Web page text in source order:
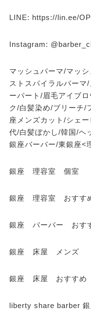
LINE: https://lin.ee/
Instagram:
マッシュパーマ/マッ
ストスパイラルパーマ
ーパート/眉毛アイブ
ク/白髪染め/ブリーチ/
座メンズカット/シェ
代/白髪ぼかし/韓国/ヘ
銀座バーバー/東銀座<
銀座 理容室 個室
銀座 理容室 おすす
銀座 バーバー おす
銀座 床屋 メンズ
銀座 床屋 おすすめ
liberty share barber 銀